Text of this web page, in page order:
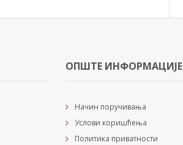
ОПШТЕ ИНФОРМАЦИЈЕ
Начин поручивања
Услови коришћења
Политика приватности